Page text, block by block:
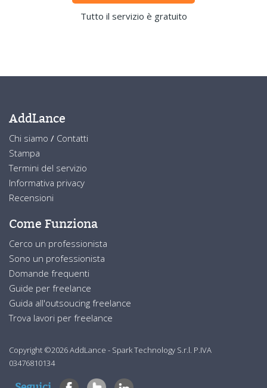
Tutto il servizio è gratuito
AddLance
Chi siamo / Contatti
Stampa
Termini del servizio
Informativa privacy
Recensioni
Come Funziona
Cerco un professionista
Sono un professionista
Domande frequenti
Guide per freelance
Guida all'outsoucing freelance
Trova lavori per freelance
Copyright ©2026 AddLance - Spark Technology S.r.l. P.IVA
03476810134